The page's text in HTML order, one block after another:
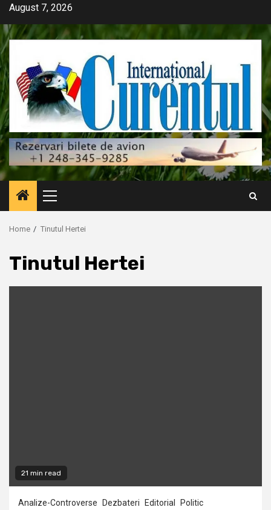
Skip
content
August 7, 2026
Primary
Menu
Home Tinutul Hertei
Tinutul Hertei
21 min read
Analize-Controverse Dezbateri Editorial
Politic